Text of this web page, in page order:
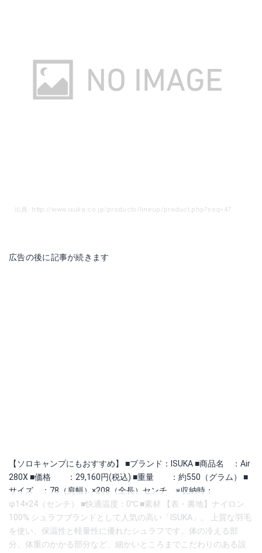
出典: http://www.isuka.co.jp/products/lineup/product.php?seq=47
広告の後に記事が続きます
【ソロキャンプにもおすすめ】 ■ブランド：ISUKA ■商品名 ：Air
280X ■価格 ：29,160円(税込) ■重量 ：約550（グラム） ■
サイズ ：78（肩幅）×208（全長）センチ ※収納時：
φ14×24（センチ） ■快適温度：0℃ ■素材 【表・裏地】ナイロン
100% シュラフブランドとして人気の高い「ISUKA」。 上質な羽毛
を使い、保温性と軽量性に優れたシュラフです。体の冷える部
分、体重のかかる部分など、細かいところまでこだわりのある設